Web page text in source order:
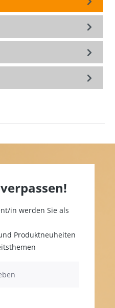
in werden Sie als
Produktneuheiten